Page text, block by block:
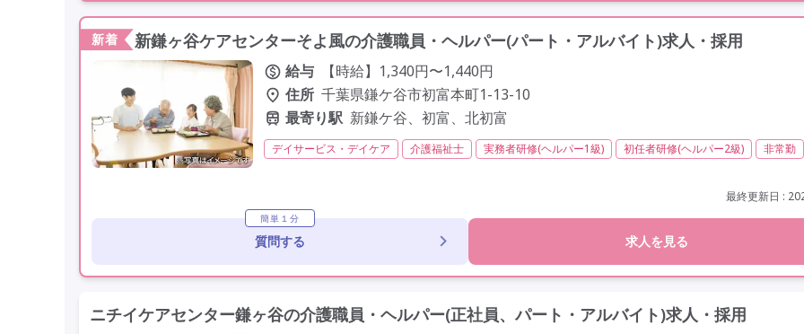
新着 新鎌ヶ谷ケアセンターそよ風の介護職員・ヘルパー(パート・アルバイト)求人・採用
給与
【時給】1,340円〜1,440円
住所 千葉県鎌ケ谷市初富本町1-13-10
最寄り駅 新鎌ケ谷、初富、北初富
デイサービス・デイケア 介護福祉士 実務者研修(ヘルパー1級) 初任者研修(ヘルパー2級)
非常勤
最終更新日 :
簡単１分
質問する 求人を見る
ニチイケアセンター鎌ヶ谷の介護職員・ヘルパー(正社員、パート・アルバイト)求人・採用